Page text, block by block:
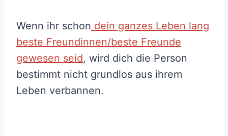
Wenn ihr schon dein ganzes Leben lang
beste Freundinnen/beste Freunde
gewesen seid, wird dich die Person
bestimmt nicht grundlos aus ihrem
Leben verbannen.